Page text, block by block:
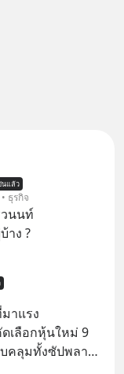
นแล้ว
ธุรกิจ
นนท์
าง ?
าแรง
ดเลือกหุ้นใหม่ 9
คลุมทั้งซัปพลาย